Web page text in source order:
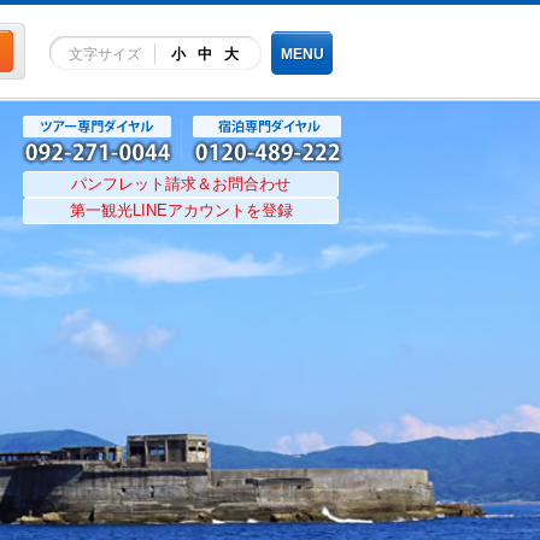
文字サイズ 小 中 大 MENU
パンフレット請求＆お問合わせ
第一観光LINEアカウントを登録